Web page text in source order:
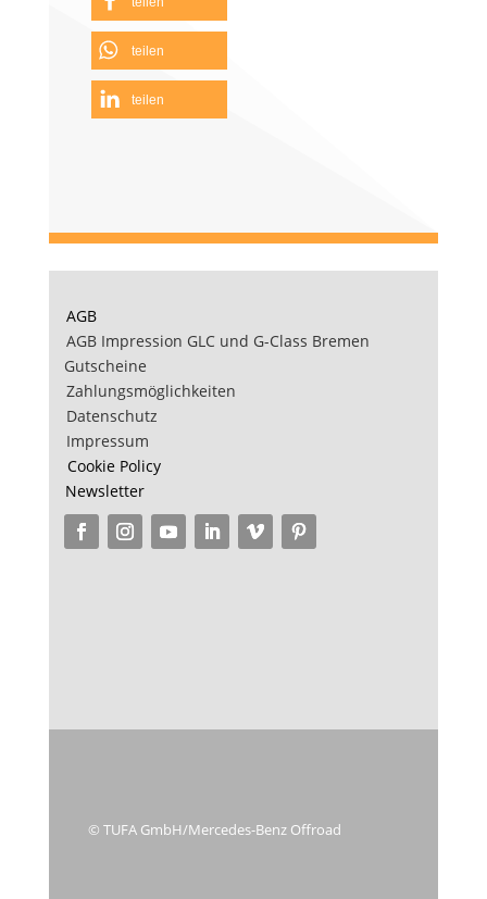
teilen
teilen
AGB
AGB Impression GLC und G-Class Bremen
Gutscheine
Zahlungsmöglichkeiten
Datenschutz
Impressum
Cookie Policy
Newsletter
© TUFA GmbH/Mercedes-Benz Offroad